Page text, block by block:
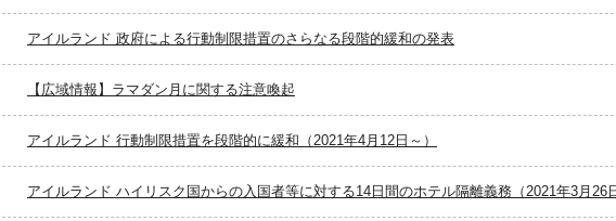
アイルランド 政府による行動制限措置のさらなる段階的緩和の発表
【広域情報】ラマダン月に関する注意喚起
アイルランド 行動制限措置を段階的に緩和（2021年4月12日～）
アイルランド ハイリスク国からの入国者等に対する14日間のホテル隔離義務（2021年3月26